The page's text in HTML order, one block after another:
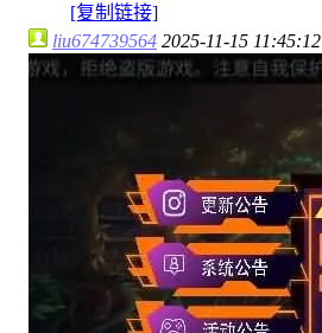
[复制链接]
liu674739564 2025-11-15 11:45:12